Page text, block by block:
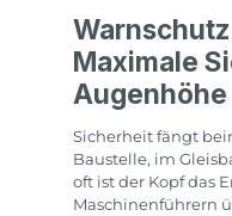
Maximale
Augenhöhe
Sicherheit fängt
Baustelle, im
oft ist der Kopf das
Maschinenführern